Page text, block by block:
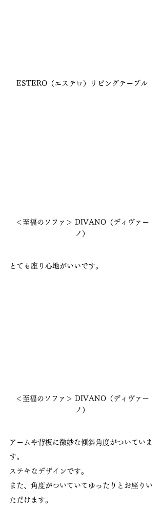
ESTERO（エステロ）リビングテーブル
＜至福のソファ＞ DIVANO（ディヴァー
ノ）
とても座り心地がいいです。
＜至福のソファ＞ DIVANO（ディヴァー
ノ）
アームや背板に微妙な傾斜角度がついていま
す。
ステキなデザインです。
また、角度がついていてゆったりとお座りい
ただけます。